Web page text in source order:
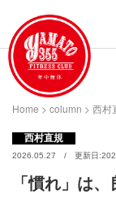
Home > column > 西村
西村直規
2026.05.27 / 更新日
「慣れ」は